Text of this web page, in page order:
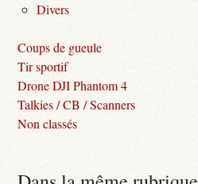
Divers
Coups de gueule
Tir sportif
Drone DJI Phantom 4
Talkies / CB / Scanners
Non classés